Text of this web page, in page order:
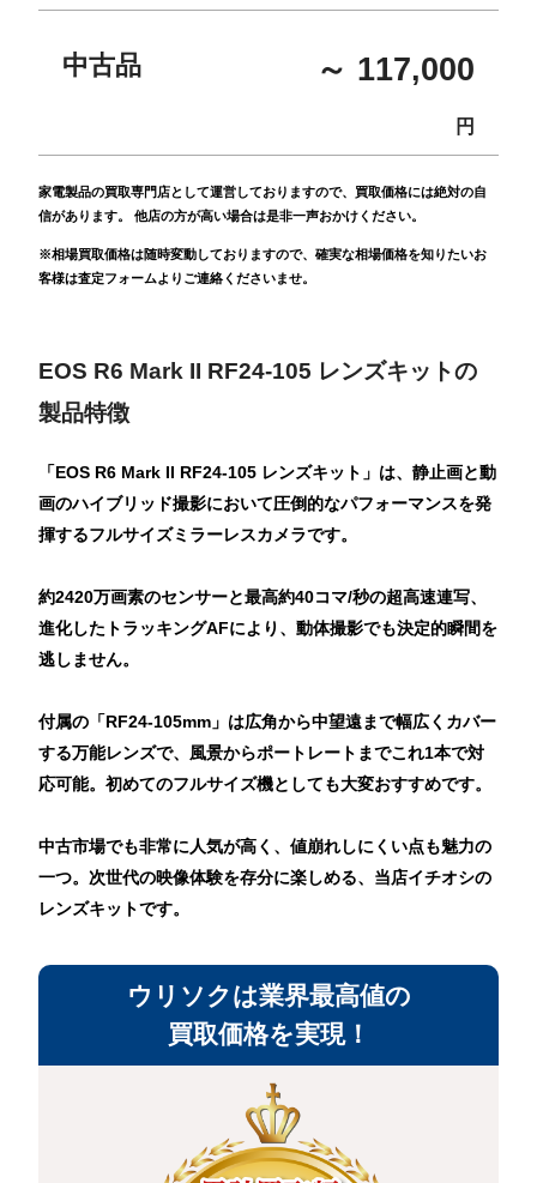
中古品 ～ 117,000
円
家電製品の買取専門店として運営しておりますので、買取価格には絶対の自
信があります。 他店の方が高い場合は是非一声おかけください。
※相場買取価格は随時変動しておりますので、確実な相場価格を知りたいお
客様は査定フォームよりご連絡くださいませ。
EOS R6 Mark II RF24-105 レンズキットの
製品特徴
「EOS R6 Mark II RF24-105 レンズキット」は、静止画と動
画のハイブリッド撮影において圧倒的なパフォーマンスを発
揮するフルサイズミラーレスカメラです。
約2420万画素のセンサーと最高約40コマ/秒の超高速連写、
進化したトラッキングAFにより、動体撮影でも決定的瞬間を
逃しません。
付属の「RF24-105mm」は広角から中望遠まで幅広くカバー
する万能レンズで、風景からポートレートまでこれ1本で対
応可能。初めてのフルサイズ機としても大変おすすめです。
中古市場でも非常に人気が高く、値崩れしにくい点も魅力の
一つ。次世代の映像体験を存分に楽しめる、当店イチオシの
レンズキットです。
ウリソクは業界最高値の
買取価格を実現！